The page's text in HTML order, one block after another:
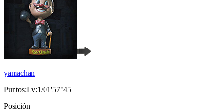
yamachan
Puntos:Lv:1/01'57"45
Posición